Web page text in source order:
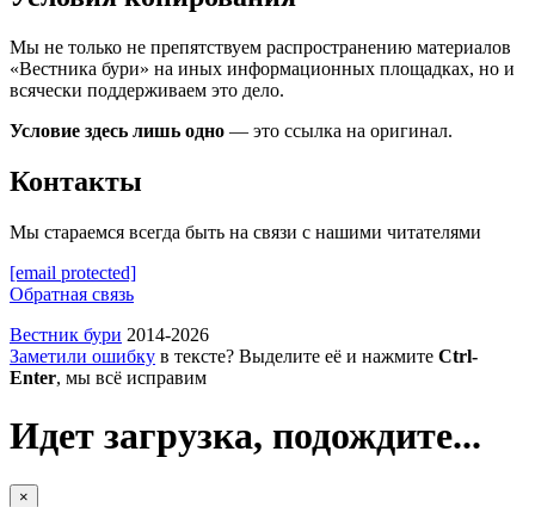
Мы не только не препятствуем распространению материалов
«Вестника бури» на иных информационных площадках, но и
всячески поддерживаем это дело.
Условие здесь лишь одно — это ссылка на оригинал.
Контакты
Мы стараемся всегда быть на связи с нашими читателями
[email protected]
Обратная связь
Вестник бури 2014-2026
Заметили ошибку в тексте? Выделите её и нажмите Ctrl-
Enter, мы всё исправим
Идет загрузка, подождите...
×